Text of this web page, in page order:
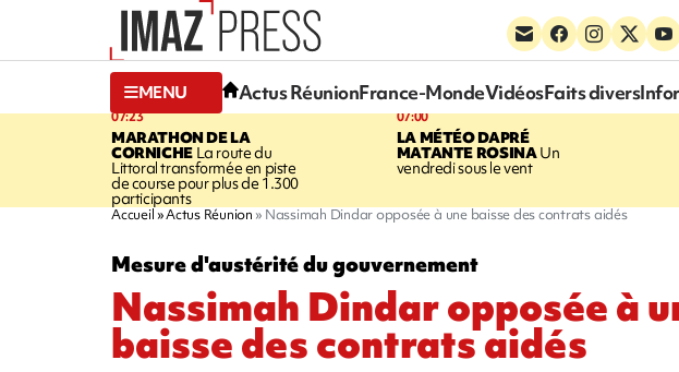
MENU Actus RéunionFrance-MondeVidéosFaits divers
07:23
MARATHON DE LA
CORNICHELa route du
Littoral transformée en piste
de course pour plus de 1.300
participants
07:00
LA MÉTÉO DAPRÉ
MATANTE ROSINAUn
vendredi sous le vent
Accueil Actus Réunion Nassimah Dindar opposée à une baisse des contrats aidés
Mesure d'austérité du gouvernement
Nassimah Dindar opposée à
baisse des contrats aidés